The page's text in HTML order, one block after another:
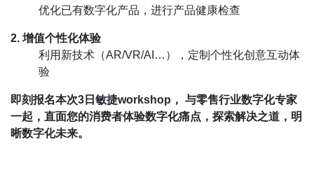
优化已有数字化产品，进行产品健康检查
2. 增值个性化体验
利用新技术（AR/VR/AI…），定制个性化创意互动体
验
即刻报名本次3日敏捷workshop ， 与零售行业数字化专家
一起，直面您的消费者体验数字化痛点，探索解决之道，明
晰数字化未来。